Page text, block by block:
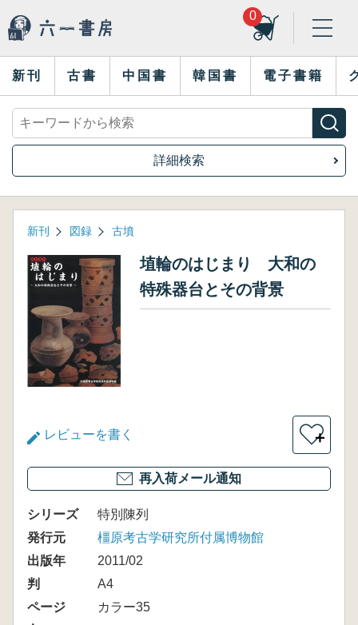
0
新刊 古書 中国書 韓国書 電子書籍
詳細検索
新刊 図録 古墳
埴輪のはじまり 大和の
特殊器台とその背景
レビューを書く ＋
再入荷メール通知
シリーズ
特別陳列
発行元
橿原考古学研究所付属博物館
出版年
2011/02
判
A4
ページ
カラー35